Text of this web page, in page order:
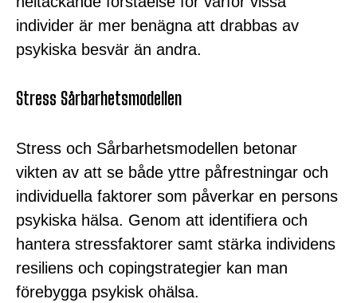
individer är mer benägna att drabbas av
psykiska besvär än andra.
Stress Sårbarhetsmodellen
Stress och Sårbarhetsmodellen betonar
vikten av att se både yttre påfrestningar och
individuella faktorer som påverkar en persons
psykiska hälsa. Genom att identifiera och
hantera stressfaktorer samt stärka individens
resiliens och copingstrategier kan man
förebygga psykisk ohälsa.